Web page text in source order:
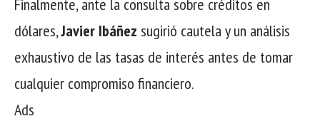
Finalmente, ante la consulta sobre créditos en
dólares,Javier Ibáñez sugirió cautela y un análisis
exhaustivo de las tasas de interés antes de tomar
cualquier compromiso financiero.
Ads